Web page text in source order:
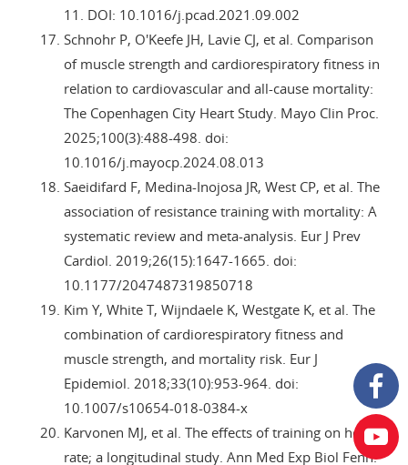
11. DOI: 10.1016/j.pcad.2021.09.002
Schnohr P, O'Keefe JH, Lavie CJ, et al. Comparison
of muscle strength and cardiorespiratory fitness in
relation to cardiovascular and all-cause mortality:
The Copenhagen City Heart Study. Mayo Clin Proc.
2025;100(3):488-498. doi:
10.1016/j.mayocp.2024.08.013
Saeidifard F, Medina-Inojosa JR, West CP, et al. The
association of resistance training with mortality: A
systematic review and meta-analysis. Eur J Prev
Cardiol. 2019;26(15):1647-1665. doi:
10.1177/2047487319850718
Kim Y, White T, Wijndaele K, Westgate K, et al. The
combination of cardiorespiratory fitness and
muscle strength, and mortality risk. Eur J
Epidemiol. 2018;33(10):953-964. doi:
10.1007/s10654-018-0384-x
Karvonen MJ, et al. The effects of training on heart
rate; a longitudinal study. Ann Med Exp Biol Fenn.